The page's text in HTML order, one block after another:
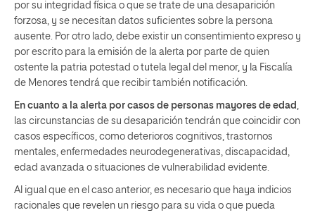
por su integridad física o que se trate de una desaparición
forzosa, y se necesitan datos suficientes sobre la persona
ausente. Por otro lado, debe existir un consentimiento expreso y
por escrito para la emisión de la alerta por parte de quien
ostente la patria potestad o tutela legal del menor, y la Fiscalía
de Menores tendrá que recibir también notificación.
En cuanto a la alerta por casos de personas mayores de edad,
las circunstancias de su desaparición tendrán que coincidir con
casos específicos, como deterioros cognitivos, trastornos
mentales, enfermedades neurodegenerativas, discapacidad,
edad avanzada o situaciones de vulnerabilidad evidente.
Al igual que en el caso anterior, es necesario que haya indicios
racionales que revelen un riesgo para su vida o que pueda